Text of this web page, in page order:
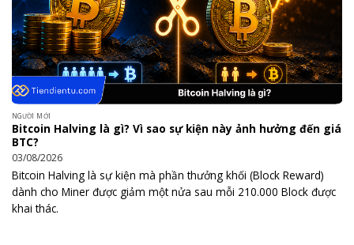
NGƯỜI MỚI
Bitcoin Halving là gì? Vì sao sự kiện này ảnh hưởng đến giá
BTC?
03/08/2026
Bitcoin Halving là sự kiện mà phần thưởng khối (Block Reward)
dành cho Miner được giảm một nửa sau mỗi 210.000 Block được
khai thác.